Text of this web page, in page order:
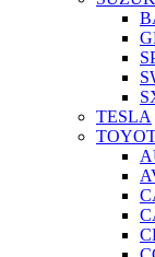
TESLA